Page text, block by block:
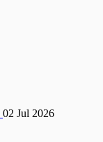
02 Jul 2026